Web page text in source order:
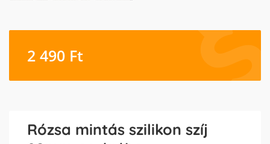
2 490 Ft
Rózsa mintás szilikon szíj